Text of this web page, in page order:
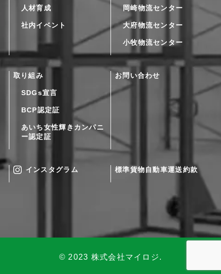
人材育成
社内イベント
岡崎物流センター
大府物流センター
小牧物流センター
取り組み
SDGs宣言
BCP認定証
あいち女性輝きカンパニ
ー認定証
お問い合わせ
インスタグラム 標準貨物自動車運送約款
© 2023 株式会社マイロジ.